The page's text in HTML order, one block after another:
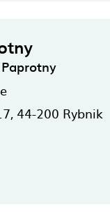
44-200 Rybnik